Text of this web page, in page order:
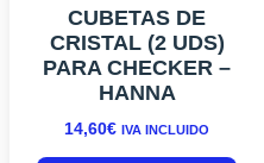
CUBETAS DE
CRISTAL (2 UDS)
PARA CHECKER –
HANNA
14,60€ IVA INCLUIDO